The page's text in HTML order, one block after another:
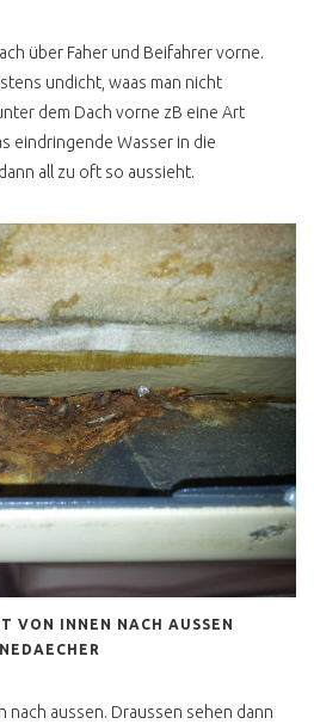
?
?
CL
über Faher und Beifahrer vorne.
undicht, waas man nicht
dem Dach vorne zB eine Art
eindringende Wasser in die
all zu oft so aussieht.
VON INNEN NACH AUSSEN
nach aussen. Draussen sehen dann